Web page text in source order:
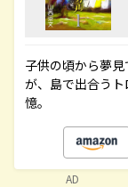
子供の頃から夢
が、島で出合う
憶。
AD